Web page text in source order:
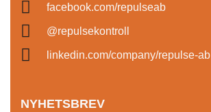
facebook.com/repulseab
@repulsekontroll
linkedin.com/company/repulse-ab
NYHETSBREV